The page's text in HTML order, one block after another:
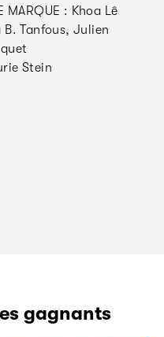
MARQUE : Khoa Lê
B. Tanfous, Julien
Stein
gagnants